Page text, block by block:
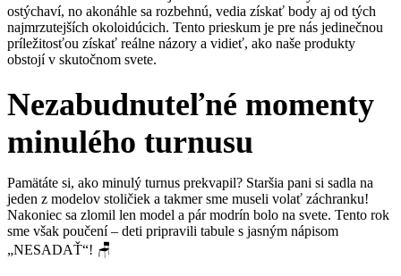
ostýchaví, no akonáhle sa rozbehnú, vedia získať body aj od tých
najmrzutejších okoloidúcich. Tento prieskum je pre nás jedinečnou
príležitosťou získať reálne názory a vidieť, ako naše produkty
obstojí v skutočnom svete.
Nezabudnuteľné momenty
minulého turnusu
Pamätáte si, ako minulý turnus prekvapil? Staršia pani si sadla na
jeden z modelov stoličiek a takmer sme museli volať záchranku!
Nakoniec sa zlomil len model a pár modrín bolo na svete. Tento rok
sme však poučení – deti pripravili tabule s jasným nápisom
„NESADAŤ“! 🪑